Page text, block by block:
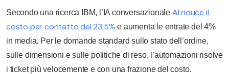
Secondo una ricerca IBM, l’IA conversazionale AI riduce il
costo per contatto del 23,5% e aumenta le entrate del 4%
in media. Per le domande standard sullo stato dell’ordine,
sulle dimensioni e sulle politiche di reso, l’automazioni risolve
i ticket più velocemente e con una frazione del costo.